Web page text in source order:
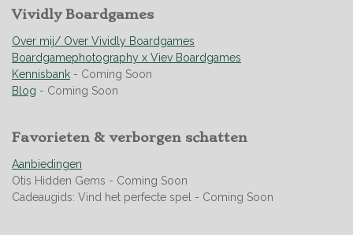
n
g
:
4
.
9
t
e
r
r
r r
r
e
n
r
r
e
n
r
r
e
n
r
r
e
n
n
Vividly Boardgames
Over mij/ Over Vividly Boardgames
Boardgamephotography x Viev Boardgames
Kennisbank - Coming Soon
Blog - Coming Soon
Favorieten & verborgen schatten
Aanbiedingen
Otis Hidden Gems - Coming Soon
Cadeaugids: Vind het perfecte spel - Coming Soon